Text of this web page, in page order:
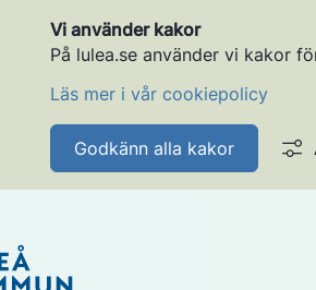
Vi använder kakor
På lulea.se använder vi kakor
Läs mer i vår cookiepolicy
Godkänn alla kakor